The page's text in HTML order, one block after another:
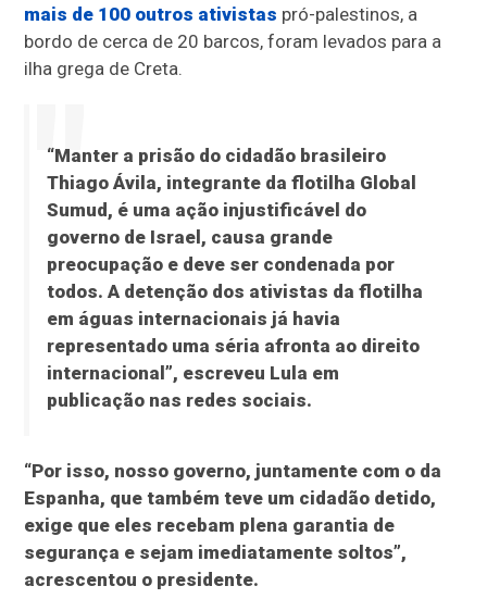
mais de 100 outros ativistas pró-palestinos, a
bordo de cerca de 20 barcos, foram levados para a
ilha grega de Creta.
“Manter a prisão do cidadão brasileiro
Thiago Ávila, integrante da flotilha Global
Sumud, é uma ação injustificável do
governo de Israel, causa grande
preocupação e deve ser condenada por
todos. A detenção dos ativistas da flotilha
em águas internacionais já havia
representado uma séria afronta ao direito
internacional”, escreveu Lula em
publicação nas redes sociais.
“Por isso, nosso governo, juntamente com o da
Espanha, que também teve um cidadão detido,
exige que eles recebam plena garantia de
segurança e sejam imediatamente soltos”,
acrescentou o presidente.